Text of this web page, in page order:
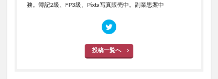
務。簿記2級、FP3級。Pixta写真販売中。副業思案中
投稿一覧へ